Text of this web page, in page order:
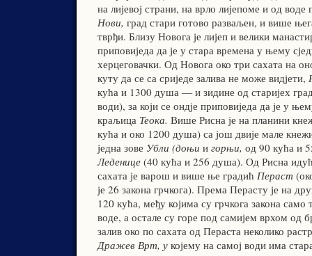
на лијевој страни, на врло лијепоме и од
Нови, град стари готово разваљен, и више
тврђи. Близу Новога је лијеп и велики
приповиједа да је у стара времена у њему
херцеговачки. Од Новога око три сахата на
куту да се са сриједе залива не може видјети,
кућа и 1300 душа — и зидине од старијех
води), за који се ондје приповиједа да је у
краљица Теока. Више Рисна је на планини
кућа и око 1200 душа) са још двије мале
једна зове Убли (доњи и горњи, од 90 кућа и
Леденице (40 кућа и 256 душа). Од Рисна
сахата је варош и више ње градић Пераст
је 26 закона грчкога). Према Перасту је на
120 кућа, међу којима су грчкога закона само
воде, а остале су горе под самијем врхом од
залив око по сахата од Пераста неколико
Дражев Врт, у којему на самој води има